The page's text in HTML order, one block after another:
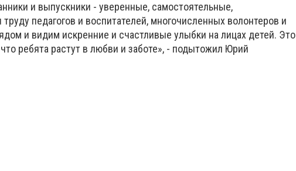
и выпускники - уверенные, самостоятельные,
педагогов и воспитателей, многочисленных волонтеров и
и видим искренние и счастливые улыбки на лицах детей. Это
ребята растут в любви и заботе», - подытожил Юрий